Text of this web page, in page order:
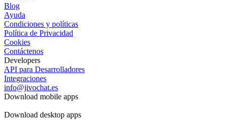
Blog
Ayuda
Condiciones y políticas
Política de Privacidad
Cookies
Contáctenos
Developers
API para Desarrolladores
Integraciones
info@jivochat.es
Download mobile apps
Download desktop apps